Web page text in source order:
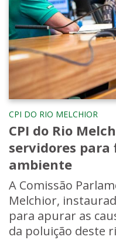
CPI DO RIO MELCHIOR
CPI do Rio
servidores para
ambiente
A Comissão
Melchior,
para apurar as
da poluição deste